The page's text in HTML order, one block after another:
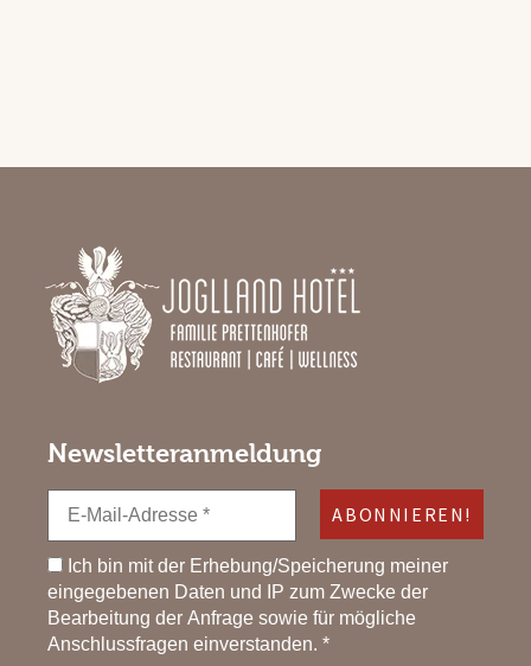
Newsletteranmeldung
Ich bin mit der Erhebung/Speicherung meiner
eingegebenen Daten und IP zum Zwecke der
Bearbeitung der Anfrage sowie für mögliche
Anschlussfragen einverstanden. *